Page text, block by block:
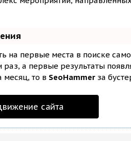
на первые места в поиске
а первые результаты
месяц, то в SeoHammer за
сайта